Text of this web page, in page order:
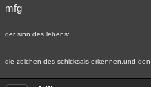
mfg
der sinn des lebens:
die zeichen des schicksals erkennen,und